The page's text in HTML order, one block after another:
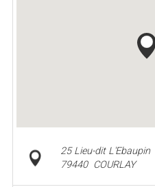
25 Lieu-dit L'Ebaupin
79440 COURLAY